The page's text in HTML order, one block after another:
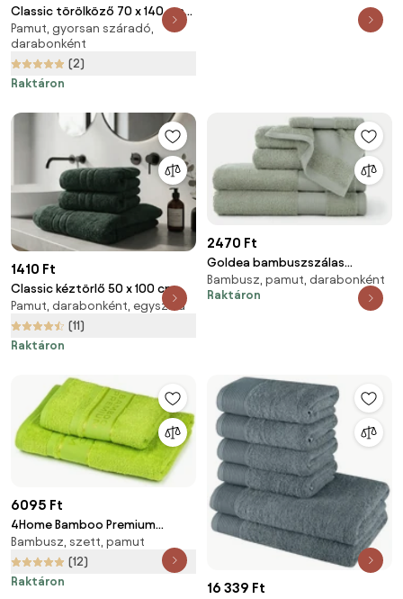
Classic törölköző 70 x 140 cm
lila, 100% pamut
Pamut, gyorsan száradó,
darabonként
(2)
Raktáron
1410 Ft
Classic kéztörlő 50 x 100 cm
sötétzöld, 100% pamut
Pamut, darabonként, egyszínű
(11)
Raktáron
2470 Ft
Goldea bambuszszálas
törölköző és fürdőlepedő -
zsálya színű 30 x 50 cm
Bambusz, pamut, darabonként
Raktáron
6095 Ft
4Home Bamboo Premium
törölköző és fürdőlepedő
szett zöld
Bambusz, szett, pamut
(12)
Raktáron
16 339 Ft